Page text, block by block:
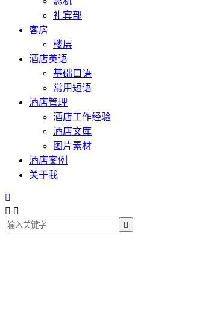
礼宾部
客房
楼层
酒店英语
基础口语
常用短语
酒店管理
酒店工作经验
酒店文库
图片素材
酒店案例
关于我

 
